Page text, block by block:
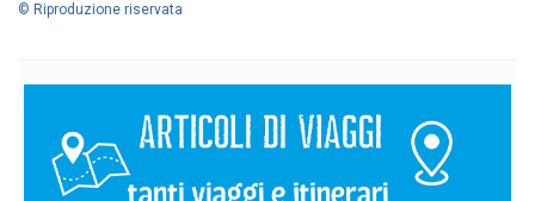
© Riproduzione riservata